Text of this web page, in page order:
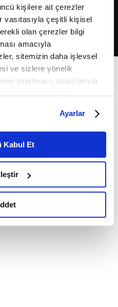
kişilere ait çerezler
vasıtasıyla çeşitli kişisel
olan çerezler bilgi
amacıyla
sitemizin daha işlevsel
ve sizlere yönelik
yapılması, amaçlarıyla
detaylı bilgi için
Çerez Bilgilendirme
Kanunu uyarınca
kapsamında
ile ilgili daha
tıklayınız.
Ayarlar
Kabul Et